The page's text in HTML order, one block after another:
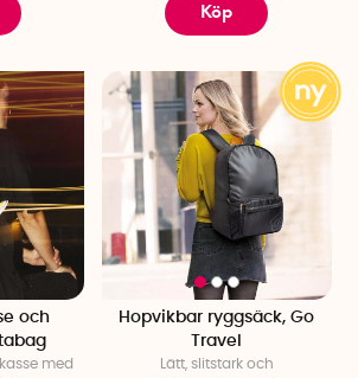
Köp
och
med
Hopvikbar ryggsäck, Go
Travel
Lätt, slitstark och